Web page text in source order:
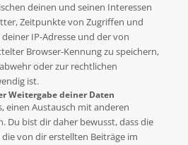
deinen und seinen Interessen
Zeitpunkte von Zugriffen und
IP-Adresse und der von
Browser-Kennung zu speichern,
oder zur rechtlichen
ist.
Weitergabe deiner Daten
einen Austausch mit anderen
Du bist dir daher bewusst, dass die
von dir erstellten Beiträge im